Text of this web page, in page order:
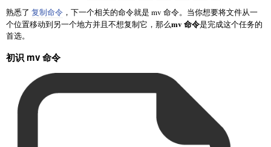
熟悉了 复制命令 ，下一个相关的命令就是 mv 命令。当你想要将文件从一
个位置移动到另一个地方并且不想复制它，那么mv 命令是完成这个任务的
首选。
初识 mv 命令